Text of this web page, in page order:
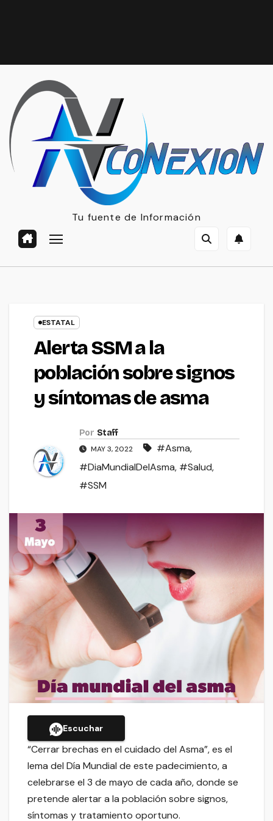
Tu fuente de Información
ESTATAL
Alerta SSM a la
población sobre signos
y síntomas de asma
Por Staff
MAY 3, 2022 #Asma,
#DiaMundialDelAsma, #Salud,
#SSM
Escuchar
“Cerrar brechas en el cuidado del Asma”, es el
lema del Día Mundial de este padecimiento, a
celebrarse el 3 de mayo de cada año, donde se
pretende alertar a la población sobre signos,
síntomas y tratamiento oportuno.